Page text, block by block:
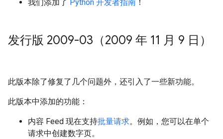
我们添加了 Python 开发者指南 ！
发行版 2009-03（2009 年 11 月 9 日）
此版本除了修复了几个问题外，还引入了一些新功能。
此版本中添加的功能：
内容 Feed 现在支持批量请求。例如，您可以在单个
请求中创建数字页。